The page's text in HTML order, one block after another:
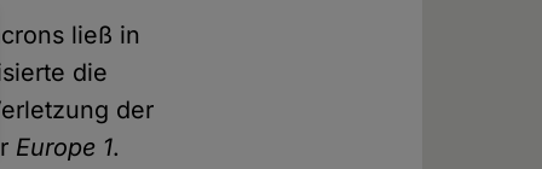
ließ in
die
der
Europe 1.